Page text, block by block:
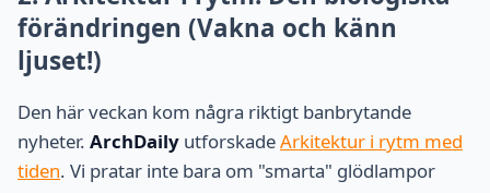
förändringen (Vakna och känn
ljuset!)
Den här veckan kom några riktigt banbrytande
nyheter. ArchDaily utforskadeArkitektur i rytm med
tiden. Vi pratar inte bara om "smarta" glödlampor